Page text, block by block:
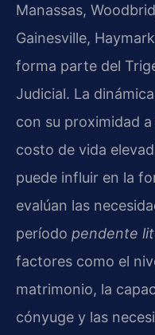
Manassas,
Gainesville,
forma parte del
Judicial. La
con su proximidad
costo de vida
puede influir en la
evalúan las
período pendente
factores como el
matrimonio, la
cónyuge y las